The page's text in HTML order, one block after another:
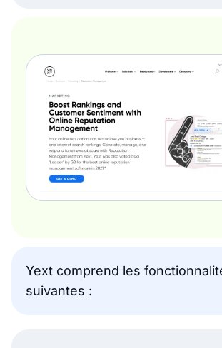
Yext comprend les
suivantes :